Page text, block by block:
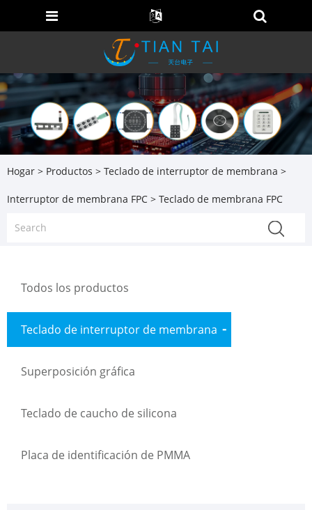
Hogar > Productos > Teclado de interruptor de membrana >
Interruptor de membrana FPC > Teclado de membrana FPC
Todos los productos
Teclado de interruptor de membrana
Superposición gráfica
Teclado de caucho de silicona
Placa de identificación de PMMA